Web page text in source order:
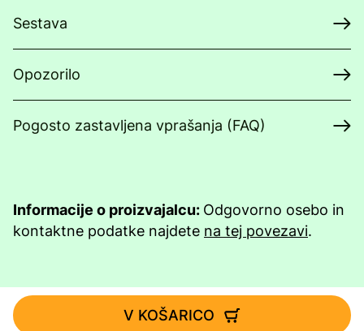
Sestava
Opozorilo
Pogosto zastavljena vprašanja (FAQ)
Informacije o proizvajalcu: Odgovorno osebo in
kontaktne podatke najdete na tej povezavi.
V KOŠARICO